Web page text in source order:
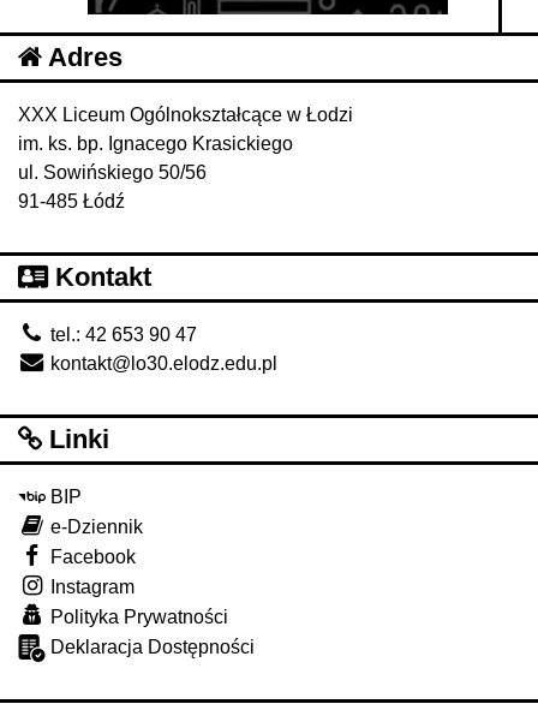
Adres
XXX Liceum Ogólnokształcące w Łodzi
im. ks. bp. Ignacego Krasickiego
ul. Sowińskiego 50/56
91-485 Łódź
Kontakt
tel.: 42 653 90 47
kontakt@lo30.elodz.edu.pl
Linki
BIP
e-Dziennik
Facebook
Instagram
Polityka Prywatności
Deklaracja Dostępności